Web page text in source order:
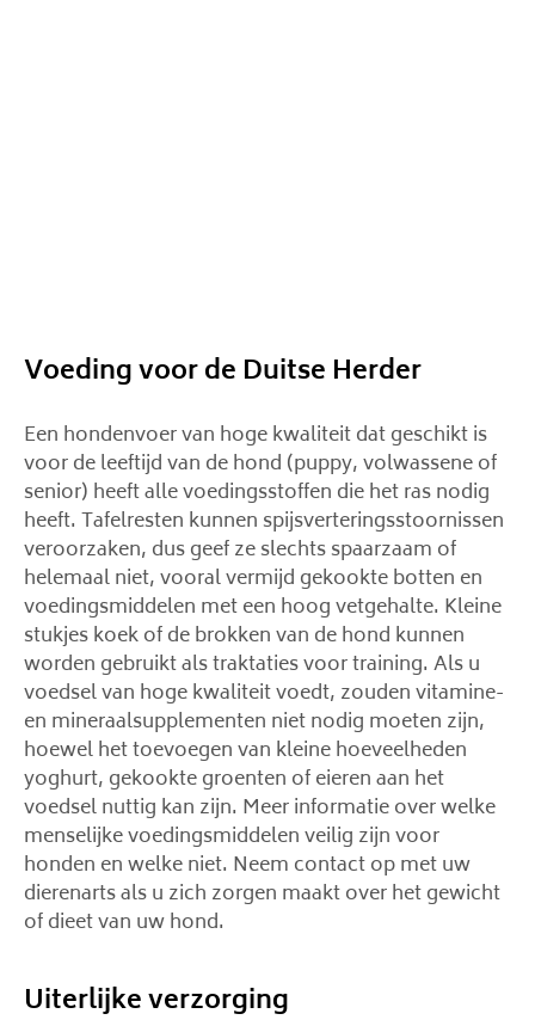
Voeding voor de Duitse Herder
Een hondenvoer van hoge kwaliteit dat geschikt is
voor de leeftijd van de hond (puppy, volwassene of
senior) heeft alle voedingsstoffen die het ras nodig
heeft. Tafelresten kunnen spijsverteringsstoornissen
veroorzaken, dus geef ze slechts spaarzaam of
helemaal niet, vooral vermijd gekookte botten en
voedingsmiddelen met een hoog vetgehalte. Kleine
stukjes koek of de brokken van de hond kunnen
worden gebruikt als traktaties voor training. Als u
voedsel van hoge kwaliteit voedt, zouden vitamine-
en mineraalsupplementen niet nodig moeten zijn,
hoewel het toevoegen van kleine hoeveelheden
yoghurt, gekookte groenten of eieren aan het
voedsel nuttig kan zijn. Meer informatie over welke
menselijke voedingsmiddelen veilig zijn voor
honden en welke niet. Neem contact op met uw
dierenarts als u zich zorgen maakt over het gewicht
of dieet van uw hond.
Uiterlijke verzorging